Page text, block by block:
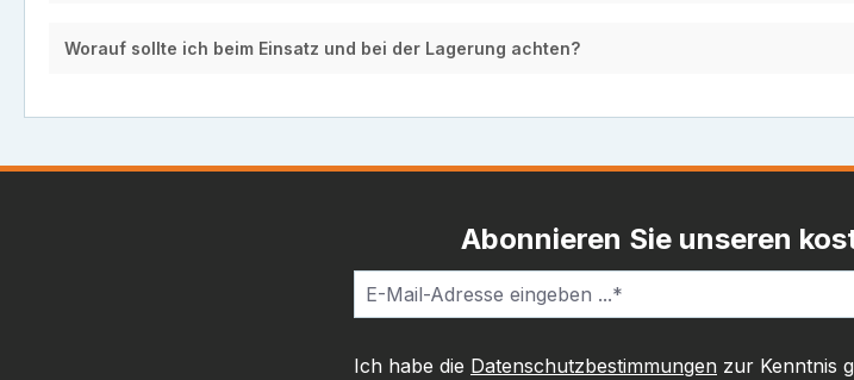
Worauf sollte ich beim Einsatz und bei der Lagerung achten?
Abonnieren Sie unseren
Ich habe die Datenschutzbestimmungen zur Kenntnis